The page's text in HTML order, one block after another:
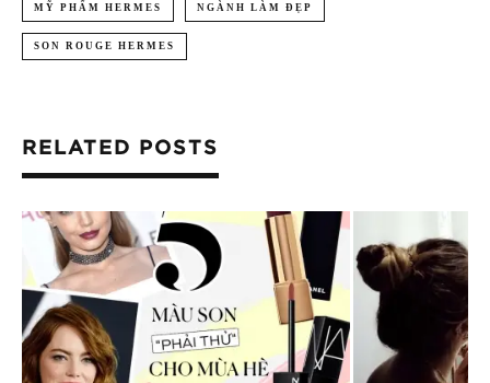
MỸ PHẨM HERMES NGÀNH LÀM ĐẸP
SON ROUGE HERMES
RELATED POSTS